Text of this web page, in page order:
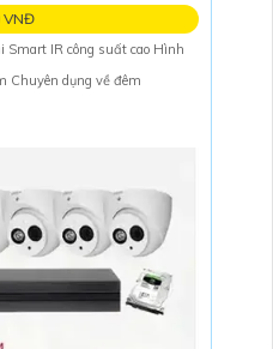
VNĐ
IR công suất cao Hình
Chuyên dụng về đêm